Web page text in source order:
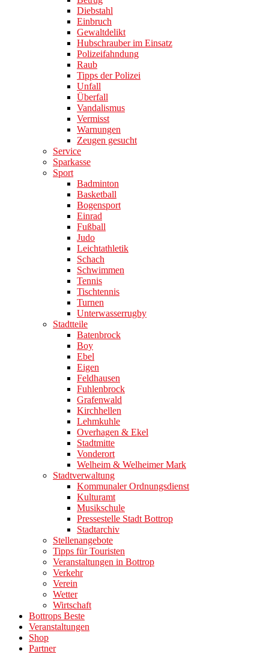
Diebstahl
Einbruch
Gewaltdelikt
Hubschrauber im Einsatz
Polizeifahndung
Raub
Tipps der Polizei
Unfall
Überfall
Vandalismus
Vermisst
Warnungen
Zeugen gesucht
Service
Sparkasse
Sport
Badminton
Basketball
Bogensport
Einrad
Fußball
Judo
Leichtathletik
Schach
Schwimmen
Tennis
Tischtennis
Turnen
Unterwasserrugby
Stadtteile
Batenbrock
Boy
Ebel
Eigen
Feldhausen
Fuhlenbrock
Grafenwald
Kirchhellen
Lehmkuhle
Overhagen & Ekel
Stadtmitte
Vonderort
Welheim & Welheimer Mark
Stadtverwaltung
Kommunaler Ordnungsdienst
Kulturamt
Musikschule
Pressestelle Stadt Bottrop
Stadtarchiv
Stellenangebote
Tipps für Touristen
Veranstaltungen in Bottrop
Verkehr
Verein
Wetter
Wirtschaft
Bottrops Beste
Veranstaltungen
Shop
Partner